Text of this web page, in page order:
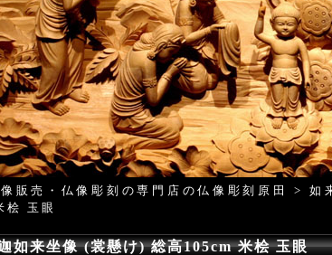
販売・仏像彫刻の専門店の仏像彫刻原田 >如
桧 玉眼
如来坐像 (裳懸け) 総高105cm 米桧 玉眼